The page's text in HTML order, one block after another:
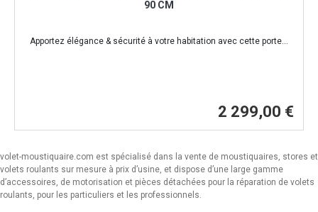
90 CM
Apportez élégance & sécurité à votre habitation avec cette porte...
2 299,00 €
volet-moustiquaire.com est spécialisé dans la vente de moustiquaires, stores et
volets roulants sur mesure à prix d’usine, et dispose d’une large gamme
d’accessoires, de motorisation et pièces détachées pour la réparation de volets
roulants, pour les particuliers et les professionnels.